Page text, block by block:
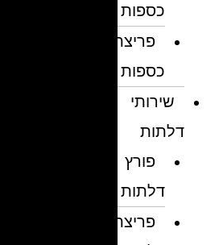
כספות
פריצת
כספות
שירותי
דלתות
פורץ
דלתות
פריצת